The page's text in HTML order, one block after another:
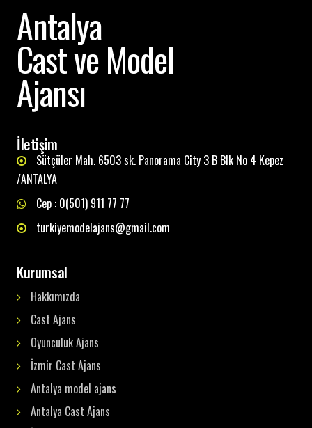
Antalya
Cast ve Model
Ajansı
İletişim
Sütçüler Mah. 6503 sk. Panorama City 3 B Blk No 4 Kepez
/ANTALYA
Cep : 0(501) 911 77 77
turkiyemodelajans@gmail.com
Kurumsal
Hakkımızda
Cast Ajans
Oyunculuk Ajans
İzmir Cast Ajans
Antalya model ajans
Antalya Cast Ajans